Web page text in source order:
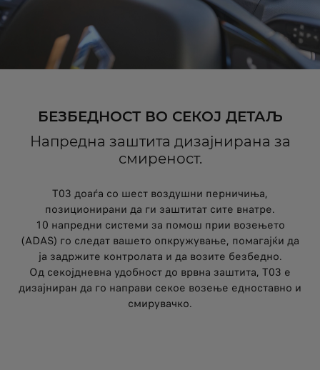
БЕЗБЕДНОСТ ВО СЕКОЈ ДЕТАЉ
Напредна заштита дизајнирана за
смиреност.
T03 доаѓа со шест воздушни перничиња,
позиционирани да ги заштитат сите внатре.
10 напредни системи за помош прии возењето
(ADAS) го следат вашето опкружување, помагајќи да
ја задржите контролата и да возите безбедно.
Од секојдневна удобност до врвна заштита, T03 е
дизајниран да го направи секое возење едноставно и
смирувачко.